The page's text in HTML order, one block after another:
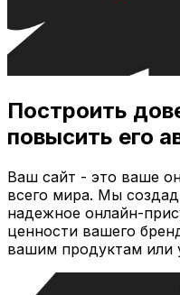
Построить
повысить его
Ваш сайт - это ваше
всего мира. Мы
надежное онлайн-
ценности вашего
вашим продуктам или